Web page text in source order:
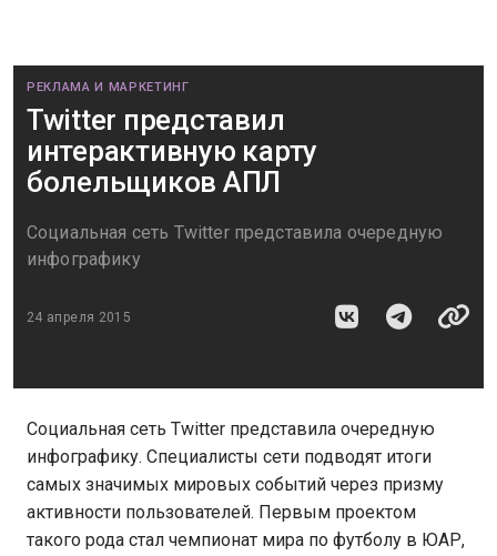
РЕКЛАМА И МАРКЕТИНГ
Twitter представил
интерактивную карту
болельщиков АПЛ
Социальная сеть Twitter представила очередную
инфографику
24 апреля 2015
Социальная сеть Twitter представила очередную
инфографику. Специалисты сети подводят итоги
самых значимых мировых событий через призму
активности пользователей. Первым проектом
такого рода стал чемпионат мира по футболу в ЮАР,